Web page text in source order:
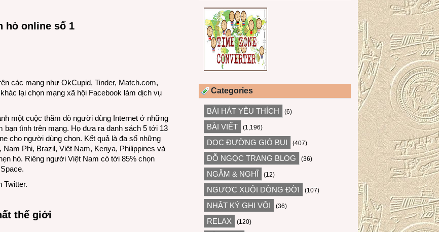
hò online số 1
các mạng như OkCupid, Tinder, Match.com,
lại chọn mạng xã hội Facebook làm dịch vụ
một cuộc thăm dò người dùng Internet ở những
bạn tình trên mạng. Họ đưa ra danh sách 5 tới 13
cho người dùng chọn. Kết quả là đa số những
Phi, Brazil, Việt Nam, Kenya, Philippines và
hò. Riêng người Việt Nam có tới 85% chọn
Twitter.
thế giới
Categories
BÀI HÁT YÊU THÍCH (6)
BÀI VIẾT (1,196)
DỌC ĐƯỜNG GIÓ BỤI (407)
ĐỖ NGỌC TRANG BLOG (36)
NGẪM & NGHĨ (12)
NGƯỢC XUÔI DÒNG ĐỜI (107)
NHẬT KÝ GHI VỘI (36)
RELAX (120)